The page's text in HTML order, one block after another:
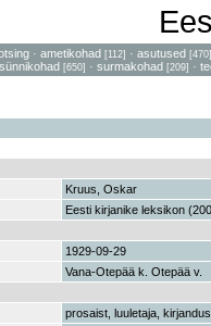
· ametikohad [112] · asutused [470]
sünnikohad [650] · surmakohad [209] ·
Kruus, Oskar
Eesti kirjanike leksikon
1929-09-29
Vana-Otepää k. Otepää v.
prosaist, luuletaja,